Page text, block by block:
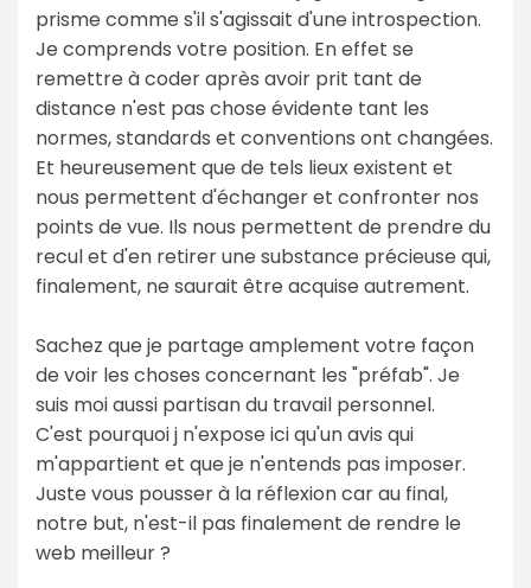
prisme comme s'il s'agissait d'une introspection.
Je comprends votre position. En effet se
remettre à coder après avoir prit tant de
distance n'est pas chose évidente tant les
normes, standards et conventions ont changées.
Et heureusement que de tels lieux existent et
nous permettent d'échanger et confronter nos
points de vue. Ils nous permettent de prendre du
recul et d'en retirer une substance précieuse qui,
finalement, ne saurait être acquise autrement.
Sachez que je partage amplement votre façon
de voir les choses concernant les "préfab". Je
suis moi aussi partisan du travail personnel.
C'est pourquoi j n'expose ici qu'un avis qui
m'appartient et que je n'entends pas imposer.
Juste vous pousser à la réflexion car au final,
notre but, n'est-il pas finalement de rendre le
web meilleur ?